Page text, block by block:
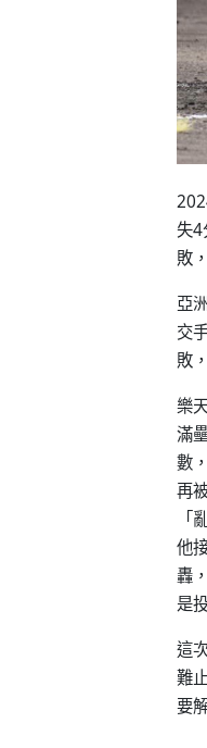
失4
敗
亞
交
敗
樂
滿
數
再
他
轟
是
這
難
要